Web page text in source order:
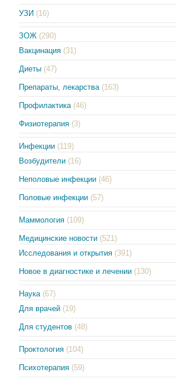
УЗИ (16)
ЗОЖ (290)
Вакцинация (31)
Диеты (47)
Препараты, лекарства (163)
Профилактика (46)
Физиотерапия (3)
Инфекции (119)
Возбудители (16)
Неполовые инфекции (46)
Половые инфекции (57)
Маммология (109)
Медицинские новости (521)
Исследования и открытия (391)
Новое в диагностике и лечении (130)
Наука (67)
Для врачей (19)
Для студентов (48)
Проктология (104)
Психотерапия (59)